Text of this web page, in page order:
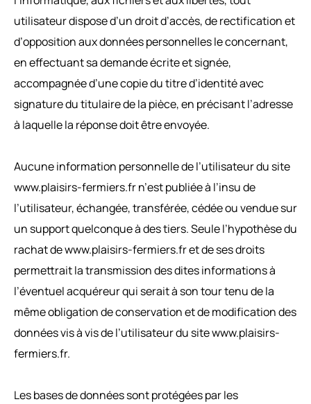
utilisateur dispose d’un droit d’accès, de rectification et
d’opposition aux données personnelles le concernant,
en effectuant sa demande écrite et signée,
accompagnée d’une copie du titre d’identité avec
signature du titulaire de la pièce, en précisant l’adresse
à laquelle la réponse doit être envoyée.
Aucune information personnelle de l’utilisateur du site
www.plaisirs-fermiers.fr n’est publiée à l’insu de
l’utilisateur, échangée, transférée, cédée ou vendue sur
un support quelconque à des tiers. Seule l’hypothèse du
rachat de www.plaisirs-fermiers.fr et de ses droits
permettrait la transmission des dites informations à
l’éventuel acquéreur qui serait à son tour tenu de la
même obligation de conservation et de modification des
données vis à vis de l’utilisateur du site www.plaisirs-
fermiers.fr.
Les bases de données sont protégées par les